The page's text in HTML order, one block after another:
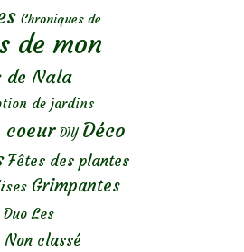
Chroniques de
de mon
de Nala
de jardins
coeur DIY Déco
Fêtes des plantes
Grimpantes
Les
Non classé